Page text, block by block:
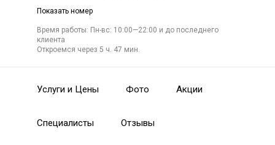
Показать номер
Время работы: Пн-вс: 10:00—22:00 и до последнего
клиента
Откроемся через 5 ч. 47 мин.
Услуги и Цены Фото Акции
Специалисты Отзывы